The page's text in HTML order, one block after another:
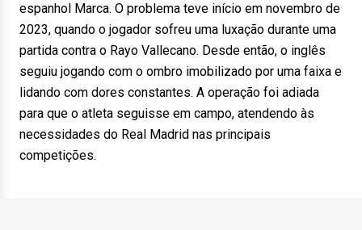
espanhol Marca. O problema teve início em novembro de
2023, quando o jogador sofreu uma luxação durante uma
partida contra o Rayo Vallecano. Desde então, o inglês
seguiu jogando com o ombro imobilizado por uma faixa e
lidando com dores constantes. A operação foi adiada
para que o atleta seguisse em campo, atendendo às
necessidades do Real Madrid nas principais
competições.